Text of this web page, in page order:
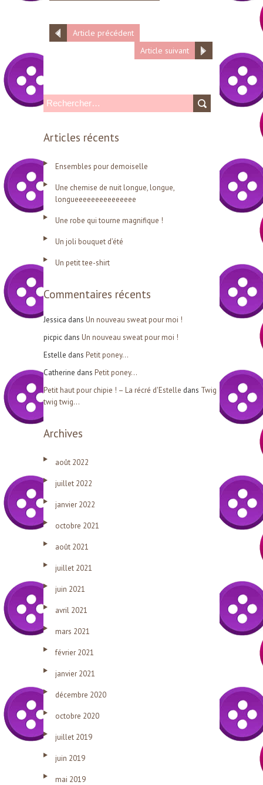
Article précédent
Article suivant
R
c
r
c
e
r
:
Articles récents
Ensembles pour demoiselle
Une chemise de nuit longue, longue,
longueeeeeeeeeeeeeee
Une robe qui tourne magnifique !
Un joli bouquet d’été
Un petit tee-shirt
Commentaires récents
Jessica dans Un nouveau sweat pour moi !
picpic dans Un nouveau sweat pour moi !
Estelle dans Petit poney…
Catherine dans Petit poney…
Petit haut pour chipie ! – La récré d'Estelle dans Twig
twig twig…
Archives
août 2022
juillet 2022
janvier 2022
octobre 2021
août 2021
juillet 2021
juin 2021
avril 2021
mars 2021
février 2021
janvier 2021
décembre 2020
octobre 2020
juillet 2019
juin 2019
mai 2019